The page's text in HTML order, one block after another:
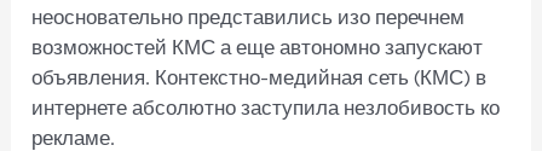
неосновательно представились изо перечнем
возможностей КМС а еще автономно запускают
объявления. Контекстно-медийная сеть (КМС) в
интернете абсолютно заступила незлобивость ко
рекламе.